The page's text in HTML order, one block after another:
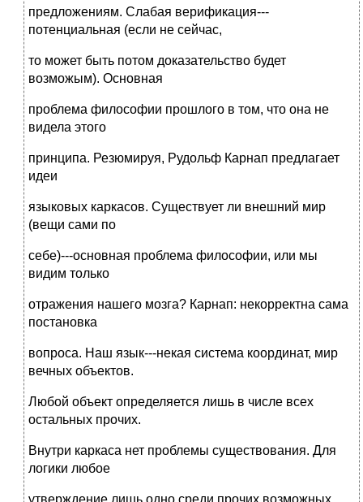
предложениям. Слабая верификация---
потенциальная (если не сейчас,
то может быть потом доказательство будет
возможым). Основная
проблема философии прошлого в том, что она не
видела этого
принципа. Резюмируя, Рудольф Карнап предлагает
идеи
языковых каркасов. Существует ли внешний мир
(вещи сами по
себе)---основная проблема философии, или мы
видим только
отражения нашего мозга? Карнап: некорректна сама
постановка
вопроса. Наш язык---некая система координат, мир
вечных объектов.
Любой объект определяется лишь в числе всех
остальных прочих.
Внутри каркаса нет проблемы существования. Для
логики любое